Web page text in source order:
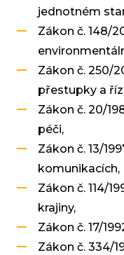
jednotném
Zákon č. 148/
Zákon č. 250/
přestupky a
Zákon č. 20/
péči,
Zákon č. 13/
komunikacích,
Zákon č. 114/
krajiny,
Zákon č. 17/
Zákon č. 334/